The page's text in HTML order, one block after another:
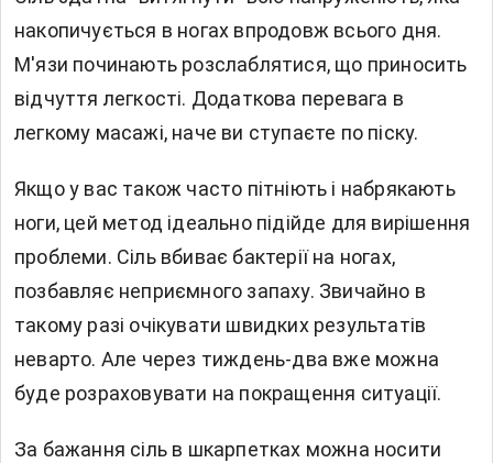
накопичується в ногах впродовж всього дня.
М'язи починають розслаблятися, що приносить
відчуття легкості. Додаткова перевага в
легкому масажі, наче ви ступаєте по піску.
Якщо у вас також часто пітніють і набрякають
ноги, цей метод ідеально підійде для вирішення
проблеми. Сіль вбиває бактерії на ногах,
позбавляє неприємного запаху. Звичайно в
такому разі очікувати швидких результатів
неварто. Але через тиждень-два вже можна
буде розраховувати на покращення ситуації.
За бажання сіль в шкарпетках можна носити